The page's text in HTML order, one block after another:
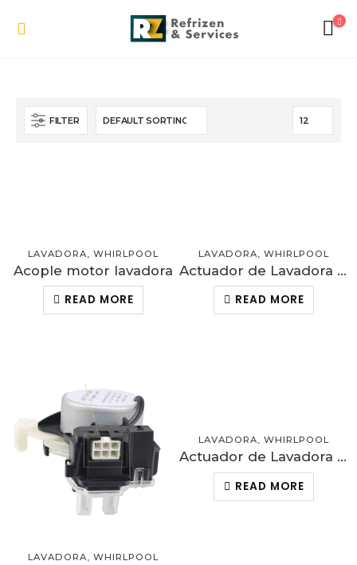
FILTER
LAVADORA WHIRLPOOL
Acople motor lavadora
READ MORE
LAVADORA WHIRLPOOL
Actuador de Lavadora – 4 pines
READ MORE
LAVADORA, WHIRLPOOL
LAVADORA, WHIRLPOOL
Actuador de Lavadora – 7 pines
READ MORE